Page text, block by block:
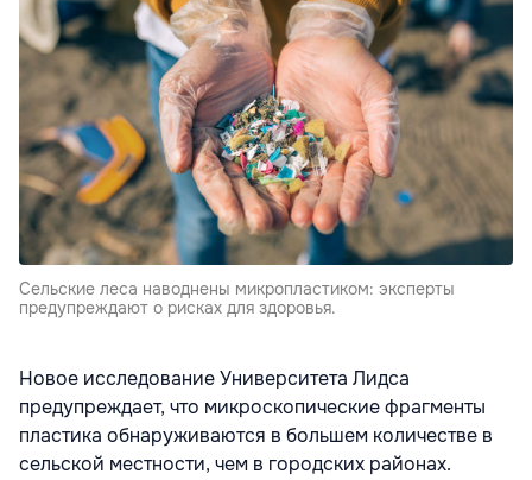
Сельские леса наводнены микропластиком: эксперты
предупреждают о рисках для здоровья.
Новое исследование Университета Лидса
предупреждает, что микроскопические фрагменты
пластика обнаруживаются в большем количестве в
сельской местности, чем в городских районах.